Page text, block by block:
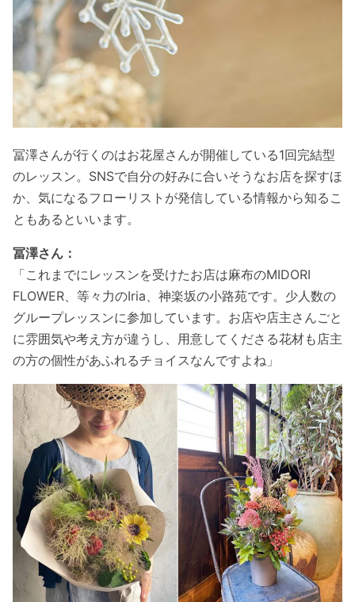
冨澤さんが行くのはお花屋さんが開催している1回完結型
のレッスン。SNSで自分の好みに合いそうなお店を探すほ
か、気になるフローリストが発信している情報から知るこ
ともあるといいます。
冨澤さん：
「これまでにレッスンを受けたお店は麻布のMIDORI
FLOWER、等々力のIria、神楽坂の小路苑です。少人数の
グループレッスンに参加しています。お店や店主さんごと
に雰囲気や考え方が違うし、用意してくださる花材も店主
の方の個性があふれるチョイスなんですよね」